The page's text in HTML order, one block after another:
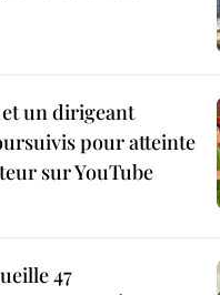
un dirigeant
pour atteinte
sur YouTube
47